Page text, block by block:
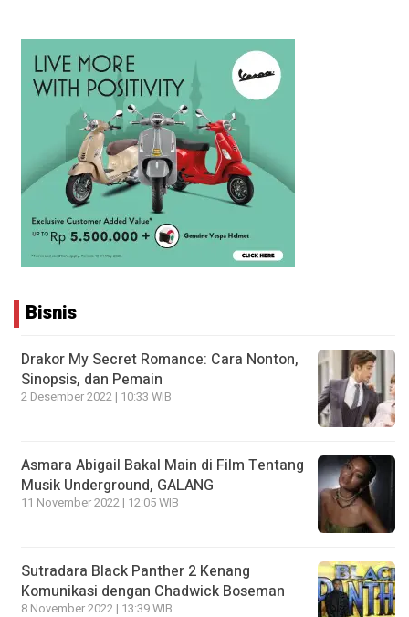
Bisnis
Drakor My Secret Romance: Cara Nonton,
Sinopsis, dan Pemain
2 Desember 2022 | 10:33 WIB
Asmara Abigail Bakal Main di Film Tentang
Musik Underground, GALANG
11 November 2022 | 12:05 WIB
Sutradara Black Panther 2 Kenang
Komunikasi dengan Chadwick Boseman
8 November 2022 | 13:39 WIB